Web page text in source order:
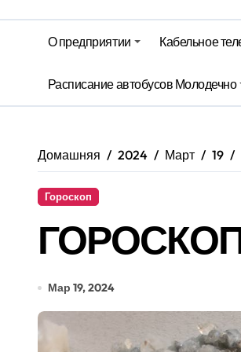
Гороскоп на 6
Молодечно.
Красный
Вкусовые
О предприятии Кабельное
Расписание автобусов Молодечно
Домашняя 2024 Март 19
Гороскоп
ГОРОСКОП
Мар 19, 2024